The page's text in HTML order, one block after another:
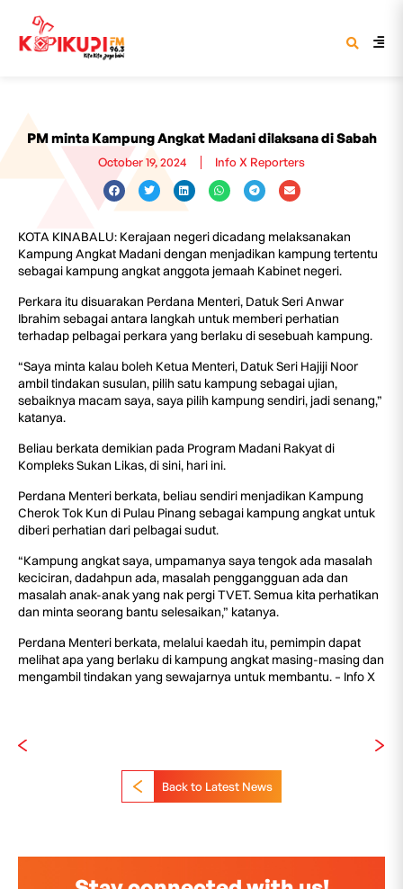
PM minta Kampung Angkat Madani dilaksana di Sabah
October 19, 2024 Info X Reporters
KOTA KINABALU: Kerajaan negeri dicadang melaksanakan
Kampung Angkat Madani dengan menjadikan kampung tertentu
sebagai kampung angkat anggota jemaah Kabinet negeri.
Perkara itu disuarakan Perdana Menteri, Datuk Seri Anwar
Ibrahim sebagai antara langkah untuk memberi perhatian
terhadap pelbagai perkara yang berlaku di sesebuah kampung.
“Saya minta kalau boleh Ketua Menteri, Datuk Seri Hajiji Noor
ambil tindakan susulan, pilih satu kampung sebagai ujian,
sebaiknya macam saya, saya pilih kampung sendiri, jadi senang,”
katanya.
Beliau berkata demikian pada Program Madani Rakyat di
Kompleks Sukan Likas, di sini, hari ini.
Perdana Menteri berkata, beliau sendiri menjadikan Kampung
Cherok Tok Kun di Pulau Pinang sebagai kampung angkat untuk
diberi perhatian dari pelbagai sudut.
“Kampung angkat saya, umpamanya saya tengok ada masalah
keciciran, dadahpun ada, masalah penggangguan ada dan
masalah anak-anak yang nak pergi TVET. Semua kita perhatikan
dan minta seorang bantu selesaikan,” katanya.
Perdana Menteri berkata, melalui kaedah itu, pemimpin dapat
melihat apa yang berlaku di kampung angkat masing-masing dan
mengambil tindakan yang sewajarnya untuk membantu. – Info X
Back to Latest News